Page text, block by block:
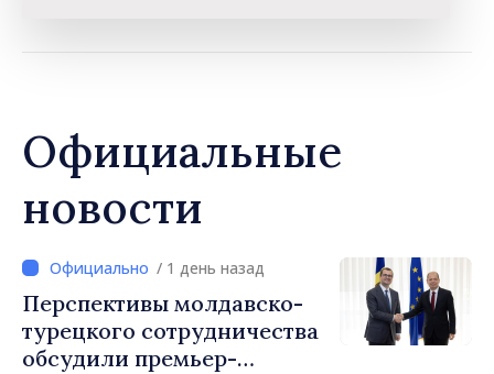
Официальные
новости
/ 1 день назад
Перспективы молдавско-
турецкого сотрудничества
обсудили премьер-